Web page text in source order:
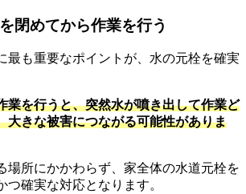
閉めてから作業を行う
最も重要なポイントが、水の元栓を確実
業を行うと、突然水が噴き出して作業ど
大きな被害につながる可能性がありま
場所にかかわらず、家全体の水道元栓を
つ確実な対応となります。